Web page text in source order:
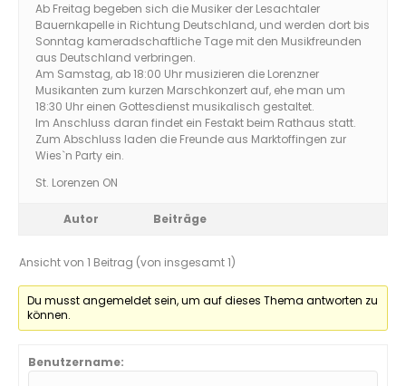
Ab Freitag begeben sich die Musiker der Lesachtaler
Bauernkapelle in Richtung Deutschland, und werden dort bis
Sonntag kameradschaftliche Tage mit den Musikfreunden
aus Deutschland verbringen.
Am Samstag, ab 18:00 Uhr musizieren die Lorenzner
Musikanten zum kurzen Marschkonzert auf, ehe man um
18:30 Uhr einen Gottesdienst musikalisch gestaltet.
Im Anschluss daran findet ein Festakt beim Rathaus statt.
Zum Abschluss laden die Freunde aus Marktoffingen zur
Wies`n Party ein.
St. Lorenzen ON
Autor Beiträge
Ansicht von 1 Beitrag (von insgesamt 1)
Du musst angemeldet sein, um auf dieses Thema antworten zu
können.
Benutzername: